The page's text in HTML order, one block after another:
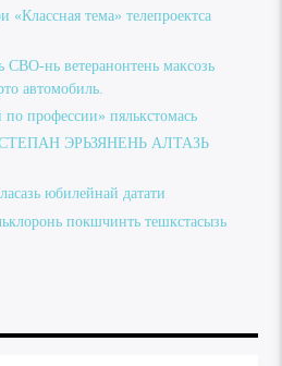
«Классная тема» телепроектса
СВО-нь ветеранонтень максозь
автомобиль.
профессии» пялькстомась
ЭРЬЗЯНЕНЬ АЛТАЗЬ
юбилейнай датати
покшчинть тешкстасызь